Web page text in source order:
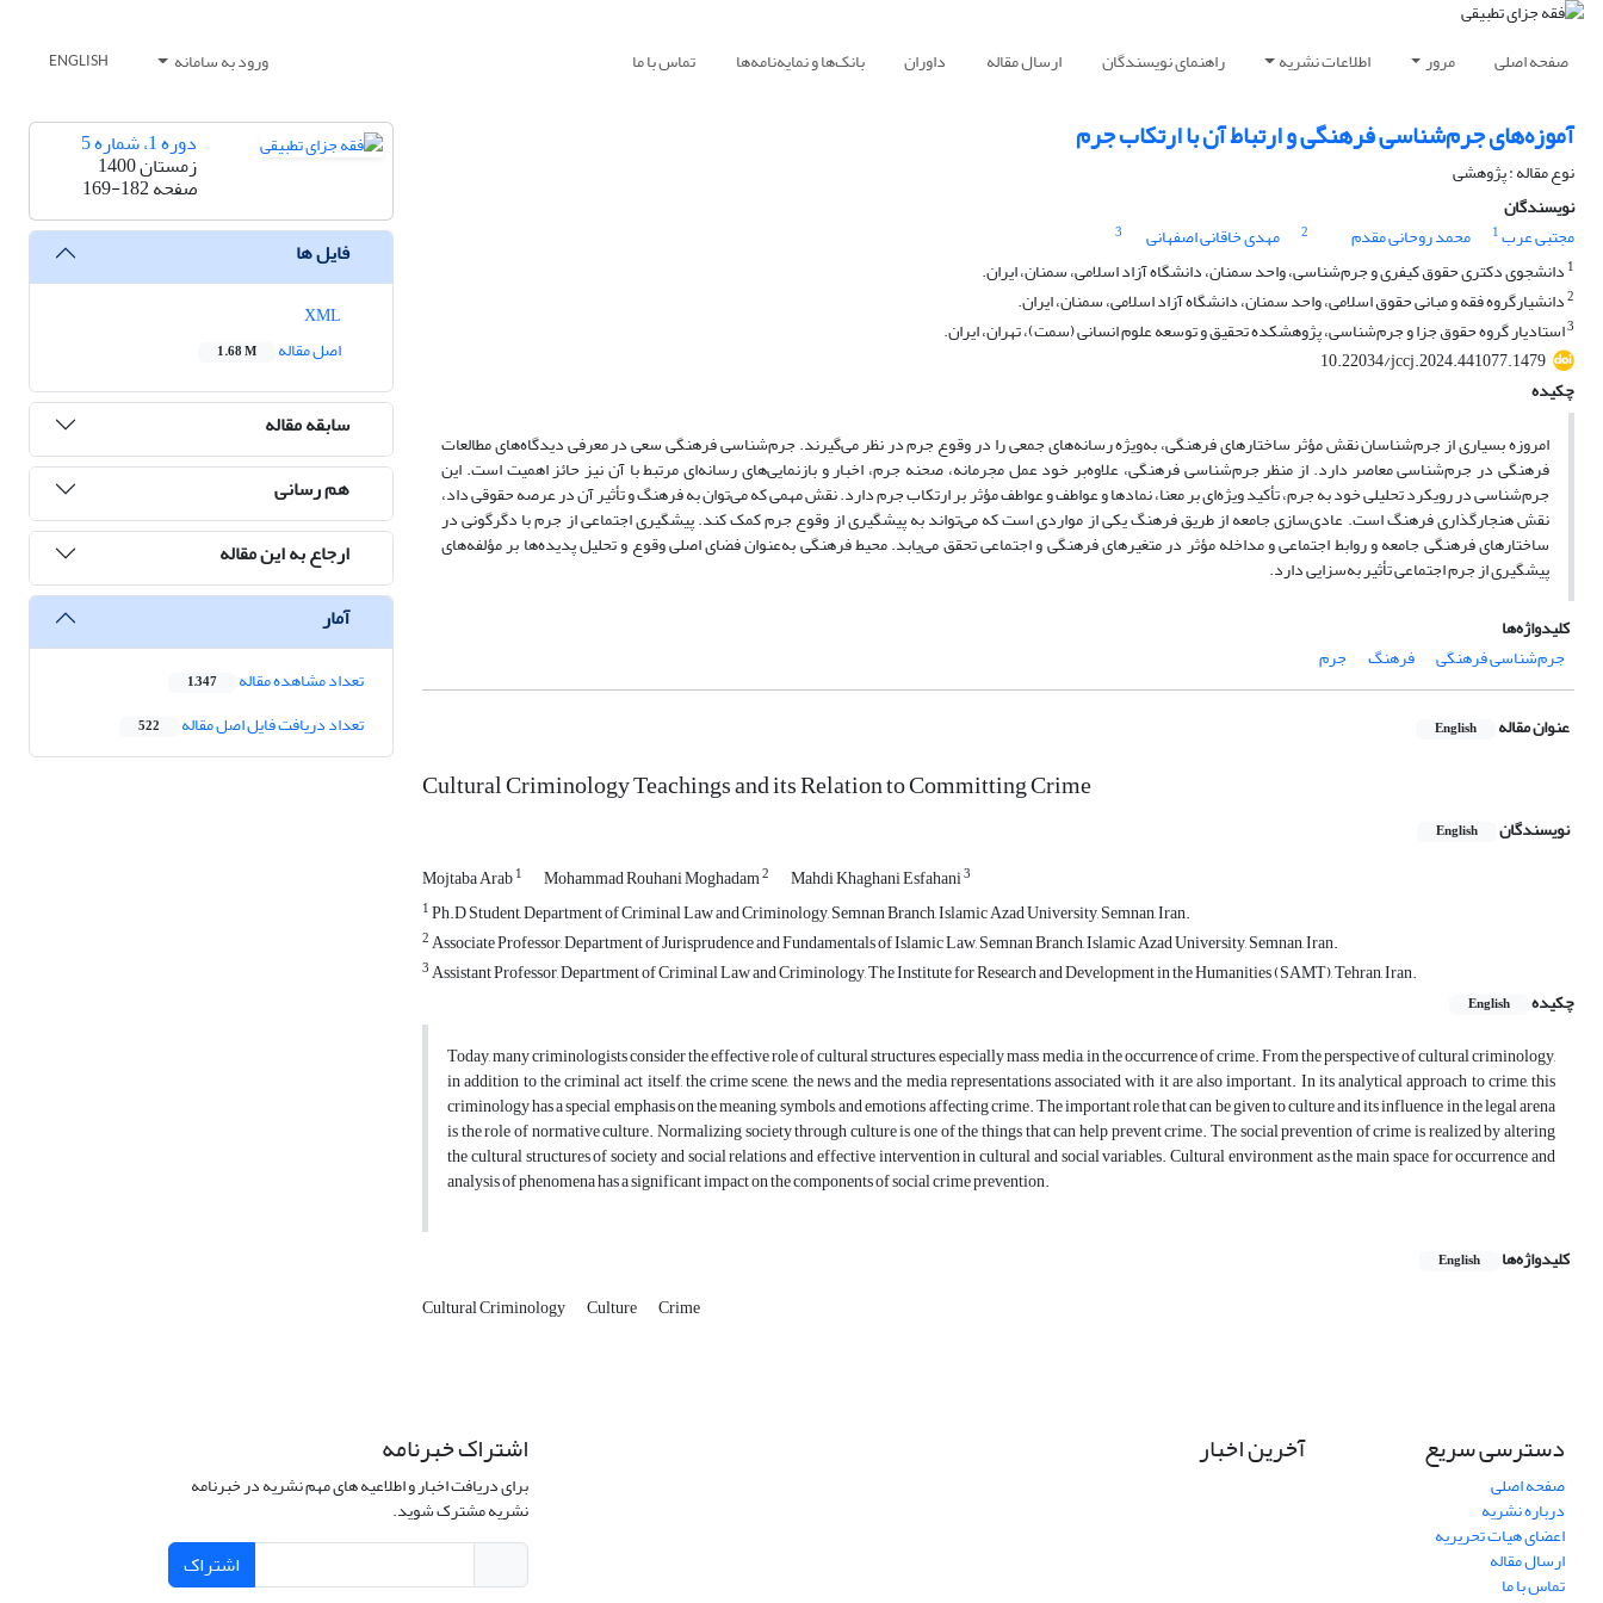
صفحه اصلی مرور اطلاعات نشریه راهنمای نویسندگان ارسال مقاله داوران بانک‌ها و نمایه‌نامه‌ها تماس با ما ورود به سامانه ENGLISH
آموزه‌های جرم‌شناسی فرهنگی و ارتباط آن با ارتکاب جرم
نوع مقاله : پژوهشی
نویسندگان
مجتبی عرب1 محمد روحانی مقدم 2 مهدی خاقانی اصفهانی
3
1 دانشجوی دکتری حقوق کیفری و جرم‌شناسی، واحد سمنان، دانشگاه آزاد اسلامی، سمنان، ایران.
2دانشیارگروه فقه و مبانی حقوق اسلامی، واحد سمنان، دانشگاه آزاد اسلامی، سمنان، ایران.
3استادیار گروه حقوق جزا و جرم‌شناسی، پژوهشکده تحقیق و توسعه علوم انسانی (سمت)، تهران، ایران.
10.22034/jccj.2024.441077.1479
چکیده
امروزه بسیاری از جرم‌شناسان نقش مؤثر ساختارهای فرهنگی، به‌ویژه رسانه‌های جمعی را در وقوع جرم در نظر می‌گیرند. جرم‌شناسی فرهنگی سعی در معرفی دیدگاه‌های مطالعات
فرهنگی در جرم‌شناسی معاصر دارد. از منظر جرم‌شناسی فرهنگی، علاوه‌بر خود عمل مجرمانه، صحنه جرم، اخبار و بازنمایی‌های رسانه‌ای مرتبط با آن نیز حائز اهمیت است. این
جرم‌شناسی در رویکرد تحلیلی خود به جرم، تأکید ویژه‌ای بر معنا، نمادها و عواطف و عواطف مؤثر بر ارتکاب جرم دارد. نقش مهمی که می‌توان به فرهنگ و تأثیر آن در عرصه حقوقی داد،
نقش هنجارگذاری فرهنگ است. عادی‌سازی جامعه از طریق فرهنگ یکی از مواردی است که می‌تواند به پیشگیری از وقوع جرم کمک کند. پیشگیری اجتماعی از جرم با دگرگونی در
ساختارهای فرهنگی جامعه و روابط اجتماعی و مداخله مؤثر در متغیرهای فرهنگی و اجتماعی تحقق می‌یابد. محیط فرهنگی به‌عنوان فضای اصلی وقوع و تحلیل پدیده‌ها بر مؤلفه‌های
پیشگیری از جرم اجتماعی تأثیر به‌سزایی دارد.
کلیدواژه‌ها
جرم‌شناسی فرهنگی
فرهنگ جرم
عنوان مقاله English
Cultural Criminology Teachings and its Relation to Committing Crime
نویسندگان English
Mojtaba Arab1 Mohammad Rouhani Moghadam2 Mahdi Khaghani Esfahani3
1Ph.D Student, Department of Criminal Law and Criminology, Semnan Branch, Islamic Azad University, Semnan, Iran.
2Associate Professor, Department of Jurisprudence and Fundamentals of Islamic Law, Semnan Branch, Islamic Azad University, Semnan, Iran.
3Assistant Professor, Department of Criminal Law and Criminology, The Institute for Research and Development in the Humanities (SAMT), Tehran, Iran.
چکیده
English
Today, many criminologists consider the effective role of cultural structures, especially mass media, in the occurrence of crime. From the perspective of cultural criminology,
in addition to the criminal act itself, the crime scene, the news and the media representations associated with it are also important. In its analytical approach to crime, this
criminology has a special emphasis on the meaning, symbols, and emotions affecting crime. The important role that can be given to culture and its influence in the legal arena
is the role of normative culture. Normalizing society through culture is one of the things that can help prevent crime. The social prevention of crime is realized by altering
the cultural structures of society and social relations and effective intervention in cultural and social variables. Cultural environment as the main space for occurrence and
analysis of phenomena has a significant impact on the components of social crime prevention.
کلیدواژه‌ها English
Cultural Criminology Culture Crime
دوره 1، شماره 5
زمستان 1400
صفحه169-182
فایل ها
اصل مقاله
1.68 M
سابقه مقاله
هم رسانی
ارجاع به این مقاله
آمار
تعداد مشاهده مقاله 1,347
تعداد دریافت فایل اصل مقاله 522
دسترسی سریع
صفحه اصلی
درباره نشریه
اعضای هیات تحریریه
ارسال مقاله
تماس با ما
آخرین اخبار اشتراک خبرنامه
برای دریافت اخبار و اطلاعیه های مهم نشریه در خبرنامه
نشریه مشترک شوید.
اشتراک